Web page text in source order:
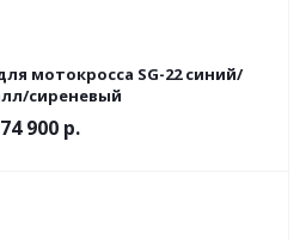
мотокросса SG-22 синий/
сиреневый
74 900 р.